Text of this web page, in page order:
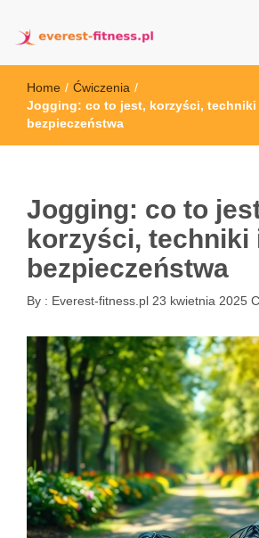
everest-fitness.pl
Home / Ćwiczenia /
Jogging: co to jest, korzyści, techniki
bezpieczeństwa
Jogging: co to
korzyści, techniki
bezpieczeństwa
By : Everest-fitness.pl 23 kwietnia 2025